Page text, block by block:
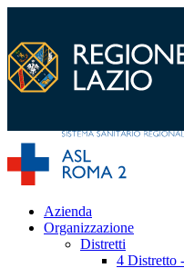
Azienda
Organizzazione
Distretti
4 Distretto